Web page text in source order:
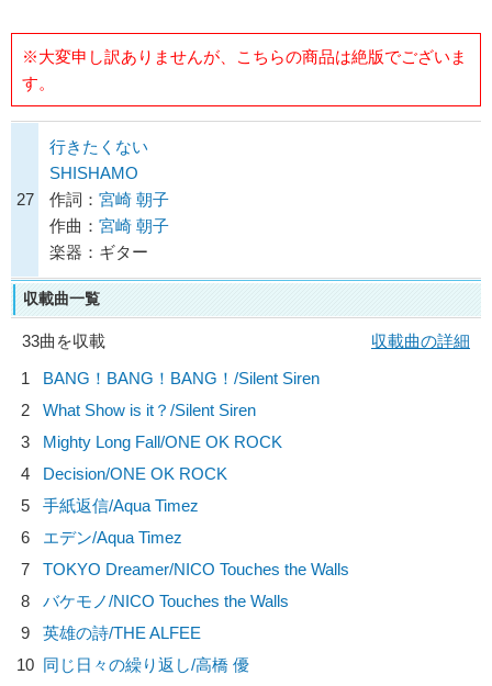
※大変申し訳ありませんが、こちらの商品は絶版でございま
す。
27
行きたくない
SHISHAMO
作詞： 宮崎 朝子
作曲： 宮崎 朝子
楽器：ギター
収載曲一覧
33曲を収載
収載曲の詳細
1
BANG！BANG！BANG！/Silent Siren
2
What Show is it？/Silent Siren
3
Mighty Long Fall/ONE OK ROCK
4
Decision/ONE OK ROCK
5
手紙返信/Aqua Timez
6
エデン/Aqua Timez
7
TOKYO Dreamer/NICO Touches the Walls
8
バケモノ/NICO Touches the Walls
9
英雄の詩/THE ALFEE
10 同じ日々の繰り返し/高橋 優